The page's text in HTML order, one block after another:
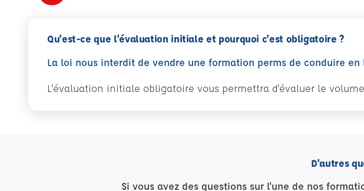
Qu'est-ce que l'évaluation initiale et pourquoi c'est obligatoire ?
La loi nous interdit de vendre une formation perms de conduire en
L'évaluation initiale obligatoire vous permettra d'évaluer le
D'autres
Si vous avez des questions sur l'une de nos